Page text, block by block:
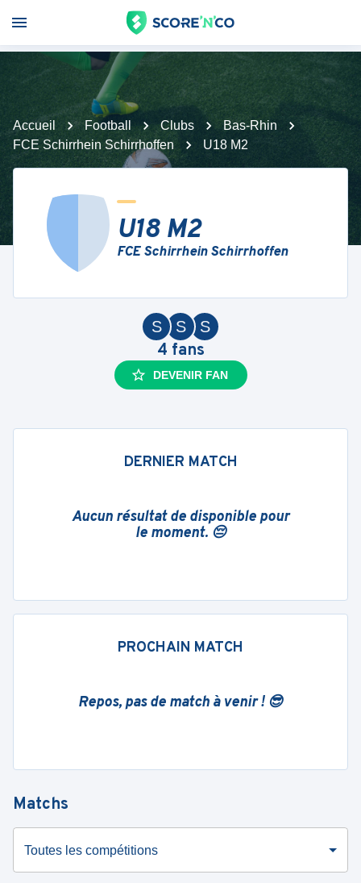
Accueil Football Clubs
Bas-Rhin
FCE Schirrhein Schirrhoffen
U18 M2
U18 M2
FCE Schirrhein Schirrhoffen
S
S
S
4 fans
DEVENIR FAN
DERNIER MATCH
Aucun résultat de disponible pour
le moment. 😔
PROCHAIN MATCH
Repos, pas de match à venir ! 😎
Matchs
Toutes les compétitions